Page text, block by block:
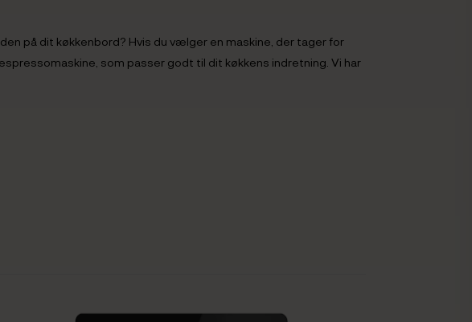
på dit køkkenbord? Hvis du vælger en maskine, der tager for
som passer godt til dit køkkens indretning. Vi har